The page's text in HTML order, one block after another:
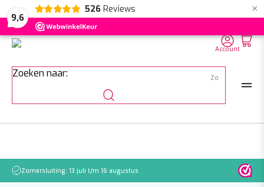
9,6
526 Reviews ×
NL EN DE
Zoeken naar:
Account
Zomersluiting: 13 juli t/m 16 augustus Let